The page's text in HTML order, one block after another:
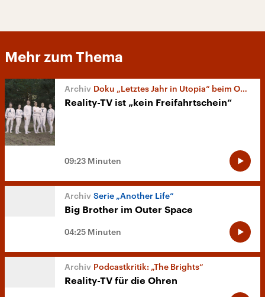
Mehr zum Thema
Doku „Letztes Jahr in Utopia“ beim Ophüls-Festival
Reality-TV ist „kein Freifahrtschein“
09:23 Minuten
Serie „Another Life“
Big Brother im Outer Space
04:25 Minuten
Podcastkritik: „The Brights“
Reality-TV für die Ohren